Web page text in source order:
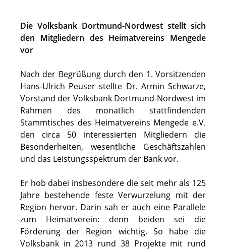
Die Volksbank Dortmund-Nordwest stellt sich
den Mitgliedern des Heimatvereins Mengede
vor
Nach der Begrüßung durch den 1. Vorsitzenden
Hans-Ulrich Peuser stellte Dr. Armin Schwarze,
Vorstand der Volksbank Dortmund-Nordwest im
Rahmen des monatlich stattfindenden
Stammtisches des Heimatvereins Mengede e.V.
den circa 50 interessierten Mitgliedern die
Besonderheiten, wesentliche Geschäftszahlen
und das Leistungsspektrum der Bank vor.
Er hob dabei insbesondere die seit mehr als 125
Jahre bestehende feste Verwurzelung mit der
Region hervor. Darin sah er auch eine Parallele
zum Heimatverein: denn beiden sei die
Förderung der Region wichtig. So habe die
Volksbank in 2013 rund 38 Projekte mit rund